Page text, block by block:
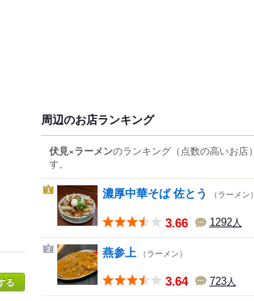
る
周辺のお店ランキング
伏見×ラーメンのランキング （点数の高いお店）
す。
1 濃厚中華そば 佐とう （ラーメン）
3.66 1292人
2 燕参上 （ラーメン）
3.64 723人